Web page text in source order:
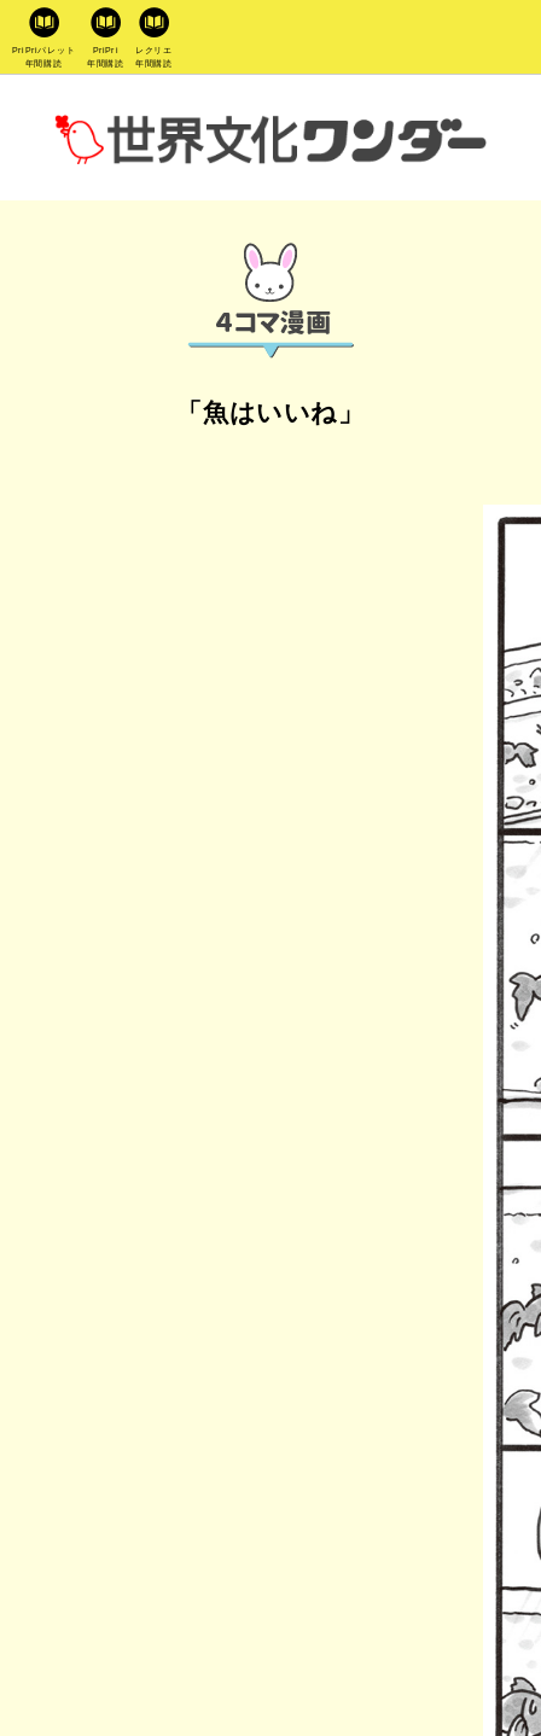
PriPriパレット
年間購読
PriPri
年間購読
レクリエ
年間購読
「魚はいいね」